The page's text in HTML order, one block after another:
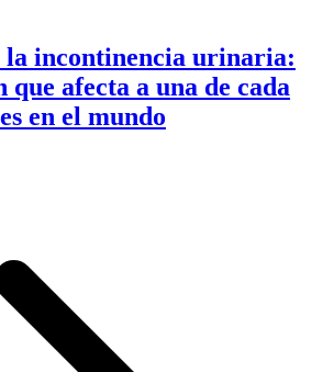
la incontinencia urinaria:
que afecta a una de cada
en el mundo